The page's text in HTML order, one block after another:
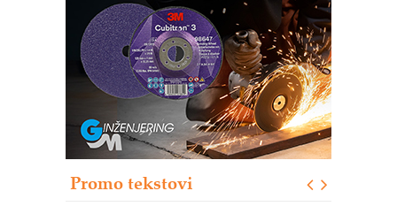
Promo tekstovi
COMBYPACK
RMQ-TITAN ADVANCED INDICATOR
– Pametna signalizacija za efikasnije
upravljanje mašinama
Sigurnije ispitivanje transformatora u
solarnim elektranama i vetroparkovima
Pranje točkova na gradilištu- standard
modernog i odgovornog građenja
ROSA i SCHUNK podižu proizvodnju